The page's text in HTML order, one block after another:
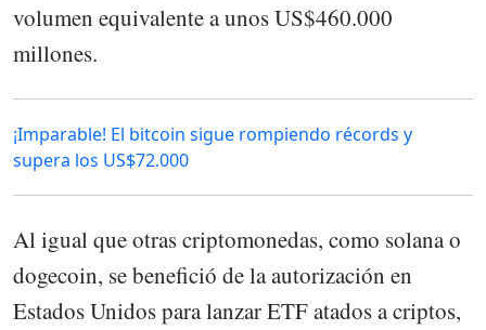
volumen equivalente a unos US$460.000
millones.
¡Imparable! El bitcoin sigue rompiendo récords y
supera los US$72.000
Al igual que otras criptomonedas, como solana o
dogecoin, se benefició de la autorización en
Estados Unidos para lanzar ETF atados a criptos,